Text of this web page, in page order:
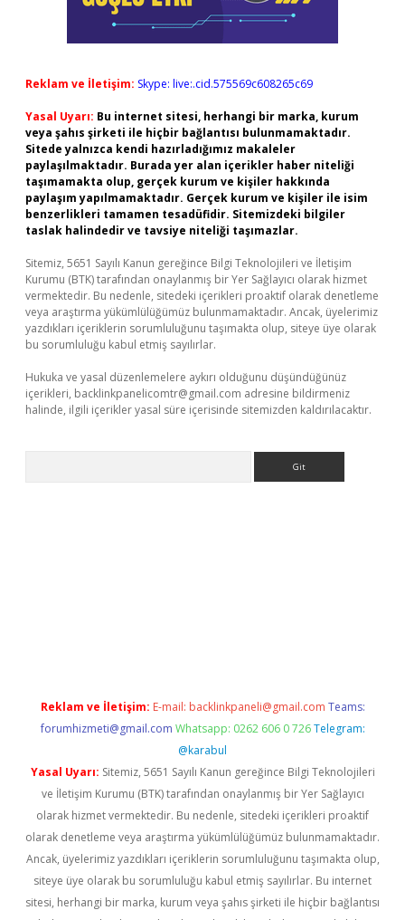
Reklam ve İletişim: Skype: live:.cid.575569c608265c69
Yasal Uyarı: Bu internet sitesi, herhangi bir marka, kurum
veya şahıs şirketi ile hiçbir bağlantısı bulunmamaktadır.
Sitede yalnızca kendi hazırladığımız makaleler
paylaşılmaktadır. Burada yer alan içerikler haber niteliği
taşımamakta olup, gerçek kurum ve kişiler hakkında
paylaşım yapılmamaktadır. Gerçek kurum ve kişiler ile isim
benzerlikleri tamamen tesadüfidir. Sitemizdeki bilgiler
taslak halindedir ve tavsiye niteliği taşımazlar.
Sitemiz, 5651 Sayılı Kanun gereğince Bilgi Teknolojileri ve İletişim
Kurumu (BTK) tarafından onaylanmış bir Yer Sağlayıcı olarak hizmet
vermektedir. Bu nedenle, sitedeki içerikleri proaktif olarak denetleme
veya araştırma yükümlülüğümüz bulunmamaktadır. Ancak, üyelerimiz
yazdıkları içeriklerin sorumluluğunu taşımakta olup, siteye üye olarak
bu sorumluluğu kabul etmiş sayılırlar.
Hukuka ve yasal düzenlemelere aykırı olduğunu düşündüğünüz
içerikleri, backlinkpanelicomtr@gmail.com adresine bildirmeniz
halinde, ilgili içerikler yasal süre içerisinde sitemizden kaldırılacaktır.
Reklam ve İletişim: E-mail: backlinkpaneli@gmail.com Teams:
forumhizmeti@gmail.com Whatsapp: 0262 606 0 726 Telegram:
@karabul
Yasal Uyarı: Sitemiz, 5651 Sayılı Kanun gereğince Bilgi Teknolojileri
ve İletişim Kurumu (BTK) tarafından onaylanmış bir Yer Sağlayıcı
olarak hizmet vermektedir. Bu nedenle, sitedeki içerikleri proaktif
olarak denetleme veya araştırma yükümlülüğümüz bulunmamaktadır.
Ancak, üyelerimiz yazdıkları içeriklerin sorumluluğunu taşımakta olup,
siteye üye olarak bu sorumluluğu kabul etmiş sayılırlar. Bu internet
sitesi, herhangi bir marka, kurum veya şahıs şirketi ile hiçbir bağlantısı